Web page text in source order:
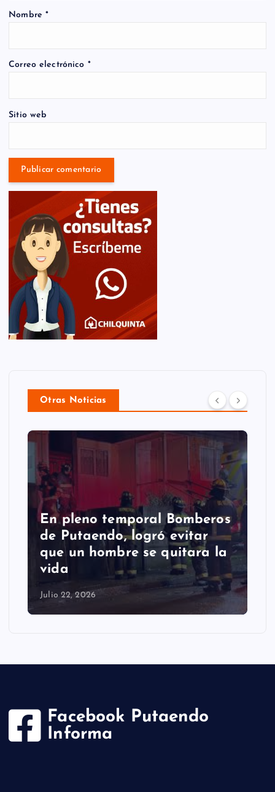
Nombre*
Correo electrónico *
Sitio web
Otras Noticias
En pleno temporal Bomberos
de Putaendo, logró evitar
que un hombre se quitara la
vida
Julio 22, 2026
Facebook Putaendo
Informa